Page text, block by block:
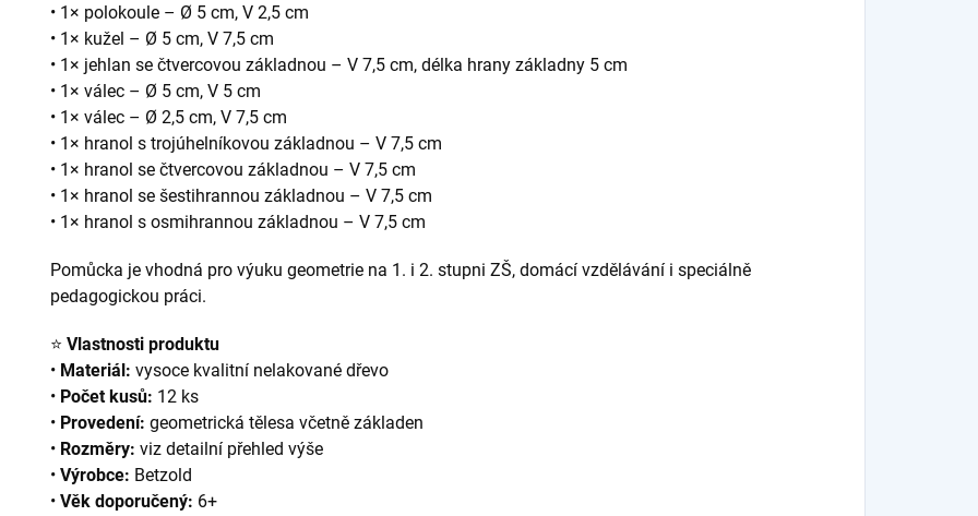
• 1× polokoule – Ø 5 cm, V 2,5 cm
• 1× kužel – Ø 5 cm, V 7,5 cm
• 1× jehlan se čtvercovou základnou – V 7,5 cm, délka hrany základny 5 cm
• 1× válec – Ø 5 cm, V 5 cm
• 1× válec – Ø 2,5 cm, V 7,5 cm
• 1× hranol s trojúhelníkovou základnou – V 7,5 cm
• 1× hranol se čtvercovou základnou – V 7,5 cm
• 1× hranol se šestihrannou základnou – V 7,5 cm
• 1× hranol s osmihrannou základnou – V 7,5 cm
Pomůcka je vhodná pro výuku geometrie na 1. i 2. stupni ZŠ, domácí vzdělávání i speciálně
pedagogickou práci.
⭐ Vlastnosti produktu
• Materiál: vysoce kvalitní nelakované dřevo
• Počet kusů: 12 ks
• Provedení: geometrická tělesa včetně základen
• Rozměry: viz detailní přehled výše
• Výrobce: Betzold
• Věk doporučený: 6+